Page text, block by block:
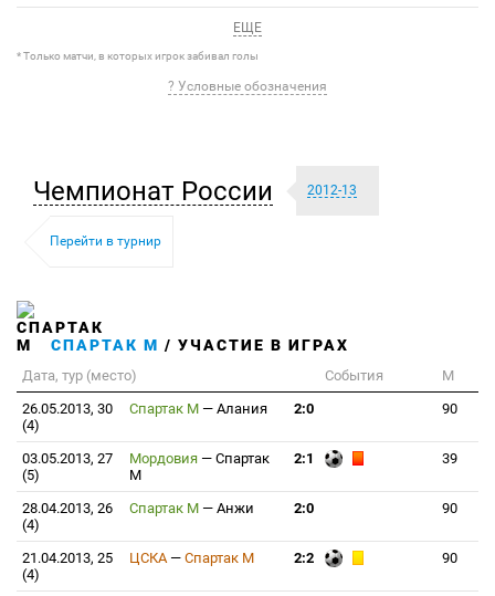
ЕЩЕ
* Только матчи, в которых игрок забивал голы
? Условные обозначения
Чемпионат России 2012-13
Перейти в турнир
СПАРТАК М / УЧАСТИЕ В ИГРАХ
Дата, тур (место) События
М
26.05.2013, 30
(4)
Спартак М — Алания 2:0 90
03.05.2013, 27
(5)
Мордовия — Спартак
М
2:1 39
28.04.2013, 26
(4)
Спартак М — Анжи 2:0 90
21.04.2013, 25
(4)
ЦСКА — Спартак М 2:2 90